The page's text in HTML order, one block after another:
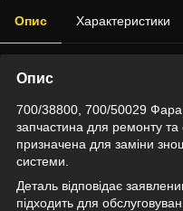
Опис Характеристики
Опис
700/38800, 700/50029
запчастина для ремонту та
призначена для заміни
системи.
Деталь відповідає
підходить для